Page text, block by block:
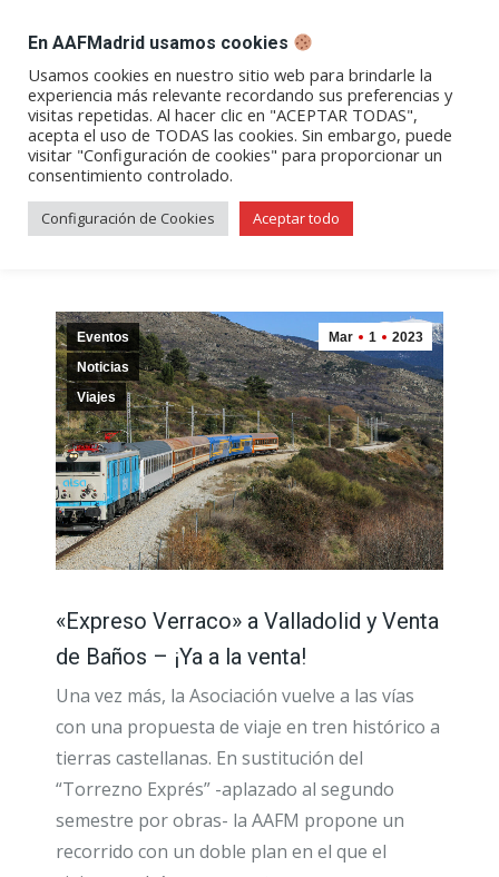
Abrir
enlace
en
una
ventana/pestaña
Abrir
enlace
en
una
ventana/pestaña
Abrir
enlace
en
una
ventana/pestaña
Abrir
enlace
en
una
Abrir
enlace
en
una
Archivos de etiqueta:Tren
Azul
Mar 1 2023
Eventos
Noticias
Viajes
«Expreso Verraco» a Valladolid y Venta
de Baños – ¡Ya a la venta!
Una vez más, la Asociación vuelve a las vías
con una propuesta de viaje en tren histórico a
tierras castellanas. En sustitución del
“Torrezno Exprés” -aplazado al segundo
semestre por obras- la AAFM propone un
recorrido con un doble plan en el que el
En AAFMadrid usamos cookies
Usamos cookies en nuestro sitio web para brindarle la
experiencia más relevante recordando sus preferencias y
visitas repetidas. Al hacer clic en "ACEPTAR TODAS",
acepta el uso de TODAS las cookies. Sin embargo, puede
visitar "Configuración de cookies" para proporcionar un
consentimiento controlado.
Configuración de Cookies Aceptar todo